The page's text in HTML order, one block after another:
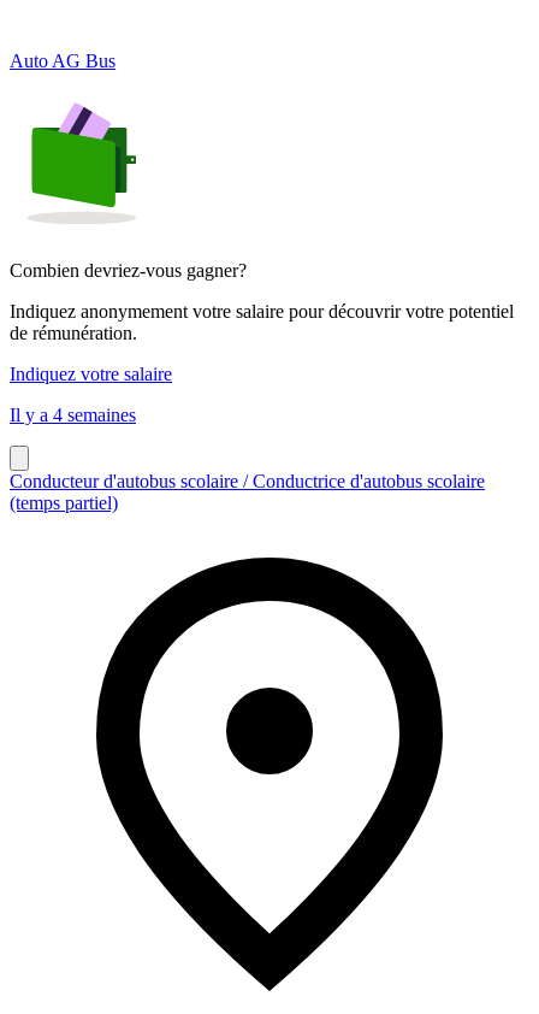
Auto AG Bus
Combien devriez-vous gagner?
Indiquez anonymement votre salaire pour découvrir votre potentiel
de rémunération.
Indiquez votre salaire
Il y a 4 semaines
Conducteur d'autobus scolaire / Conductrice d'autobus scolaire
(temps partiel)